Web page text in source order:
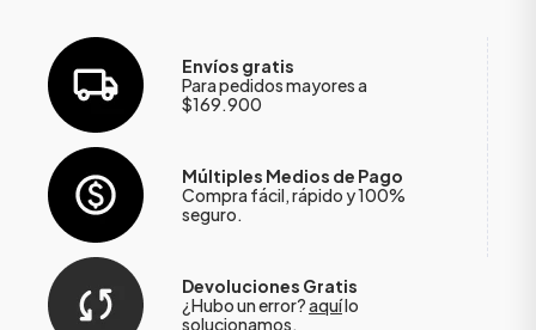
Envíos gratis
Para pedidos mayores a
$169.900
Múltiples Medios de Pago
Compra fácil, rápido y 100%
seguro.
Devoluciones Gratis
¿Hubo un error?aquílo
solucionamos.